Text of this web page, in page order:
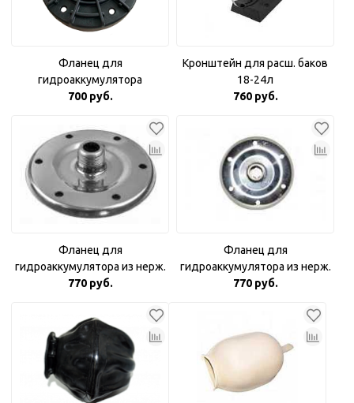
Фланец для
гидроаккумулятора
пластиковый 1"
700 руб.
Кронштейн для расш. баков
18-24л
760 руб.
Фланец для
гидроаккумулятора из нерж.
стали 3/4"
770 руб.
Фланец для
гидроаккумулятора из нерж.
стали 1"
770 руб.